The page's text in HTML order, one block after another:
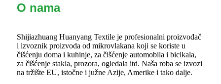
O nama
Shijiazhuang Huanyang Textile je profesionalni proizvođač
i izvoznik proizvoda od mikrovlakana koji se koriste u
čišćenju doma i kuhinje, za čišćenje automobila i bicikala,
za čišćenje stakla, prozora, ogledala itd. Naša roba se izvozi
na tržište EU, istočne i južne Azije, Amerike i tako dalje.